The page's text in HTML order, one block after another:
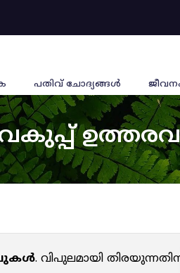
പതിവ് ചോദ്യങ്ങൾ
. വിപുലമായി